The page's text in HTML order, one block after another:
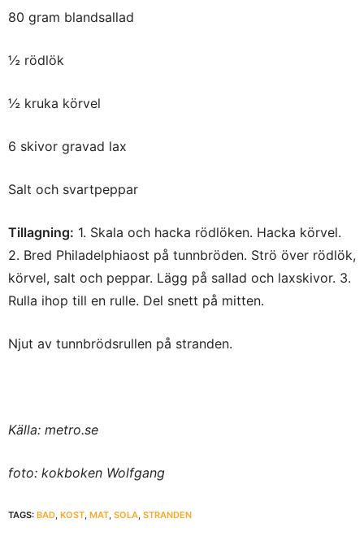
80 gram blandsallad
½ rödlök
½ kruka körvel
6 skivor gravad lax
Salt och svartpeppar
Tillagning: 1. Skala och hacka rödlöken. Hacka körvel.
2. Bred Philadelphiaost på tunnbröden. Strö över rödlök,
körvel, salt och peppar. Lägg på sallad och laxskivor. 3.
Rulla ihop till en rulle. Del snett på mitten.
Njut av tunnbrödsrullen på stranden.
Källa: metro.se
foto: kokboken Wolfgang
TAGS: BAD, KOST, MAT, SOLA, STRANDEN